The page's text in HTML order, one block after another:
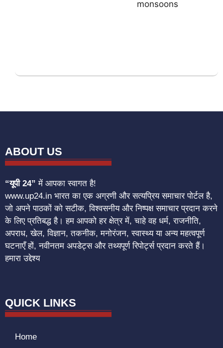
ABOUT US
“यूपी 24” में आपका स्वागत है!
www.up24.in भारत का एक अग्रणी और सत्यप्रिय समाचार पोर्टल है,
जो अपने पाठकों को सटीक, विश्वसनीय और निष्पक्ष समाचार प्रदान करने
के लिए प्रतिबद्ध है। हम आपको हर क्षेत्र में, चाहे वह धर्म, राजनीति,
अपराध, खेल, विज्ञान, तकनीक, मनोरंजन, स्वास्थ्य या अन्य महत्वपूर्ण
घटनाएँ हों, नवीनतम अपडेट्स और तथ्यपूर्ण रिपोर्ट्स प्रदान करते हैं।
हमारा उद्देश्य
QUICK LINKS
Home